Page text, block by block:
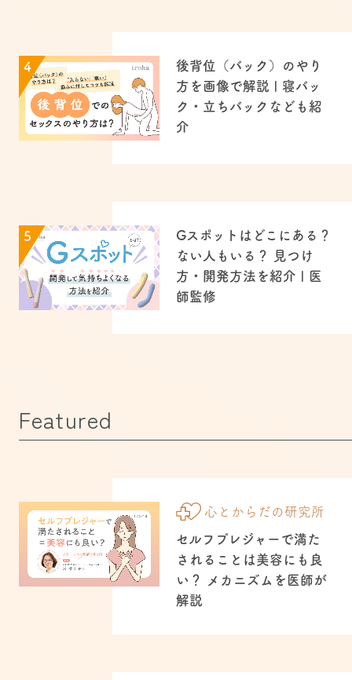
4
後背位（バック）のやり
方を画像で解説 | 寝バッ
ク・立ちバックなども紹
介
5
Gスポットはどこにある？
ない人もいる？ 見つけ
方・開発方法を紹介 | 医
師監修
Featured
心とからだの研究所
セルフプレジャーで満た
されることは美容にも良
い？ メカニズムを医師が
解説